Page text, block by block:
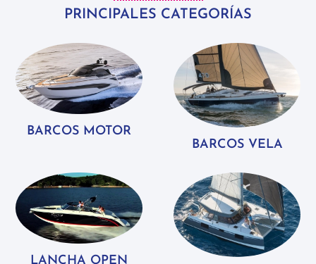
PRINCIPALES CATEGORÍAS
BARCOS MOTOR
BARCOS VELA
LANCHA OPEN